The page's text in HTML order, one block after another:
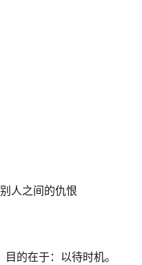
人之间的仇恨
的在于：以待时机。